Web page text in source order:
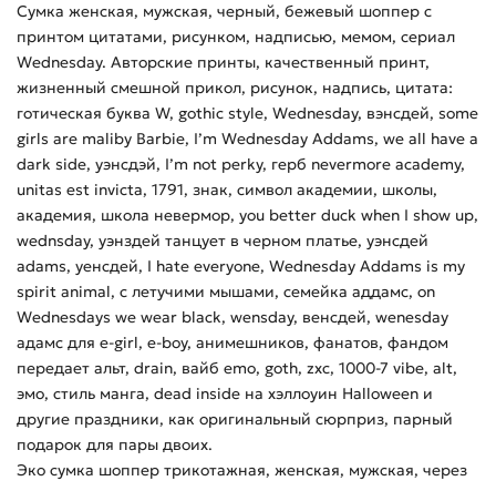
Сумка женская, мужская, черный, бежевый шоппер с
принтом цитатами, рисунком, надписью, мемом, сериал
Wednesday. Авторские принты, качественный принт,
жизненный смешной прикол, рисунок, надпись, цитата:
готическая буква W, gothic style, Wednesday, вэнсдей, some
girls are maliby Barbie, I’m Wednesday Addams, we all have a
dark side, уэнсдэй, I’m not perky, герб nevermore academy,
unitas est invicta, 1791, знак, символ академии, школы,
академия, школа невермор, you better duck when I show up,
wednsday, уэнздей танцует в черном платье, уэнсдей
adams, уенсдей, I hate everyone, Wednesday Addams is my
spirit animal, с летучими мышами, семейка аддамс, on
Wednesdays we wear black, wensday, венсдей, wenesday
адамс для e-girl, e-boy, анимешников, фанатов, фандом
передает альт, drain, вайб emo, goth, zxc, 1000-7 vibe, alt,
эмо, стиль манга, dead inside на хэллоуин Halloween и
другие праздники, как оригинальный сюрприз, парный
подарок для пары двоих.
Эко сумка шоппер трикотажная, женская, мужская, через